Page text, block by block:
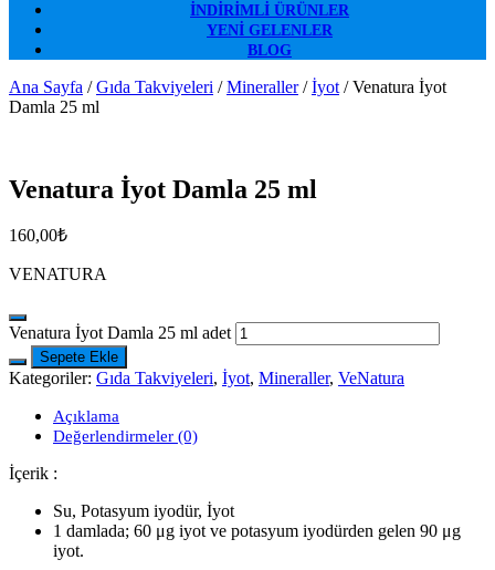
İNDIRIMLI ÜRÜNLER
YENI GELENLER
BLOG
Ana Sayfa /Gıda Takviyeleri /Mineraller/İyot / Venatura İyot
Damla 25 ml
Venatura İyot Damla 25 ml
160,00₺
VENATURA
Venatura İyot Damla 25 ml adet
Sepete Ekle
Kategoriler: Gıda Takviyeleri, İyot, Mineraller, VeNatura
Açıklama
Değerlendirmeler (0)
İçerik :
Su, Potasyum iyodür, İyot
1 damlada; 60 μg iyot ve potasyum iyodürden gelen 90 μg
iyot.